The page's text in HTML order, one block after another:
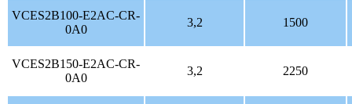
VCES2B100-E2AC-CR-
0A0
3,2 1500
VCES2B150-E2AC-CR-
0A0
3,2 2250